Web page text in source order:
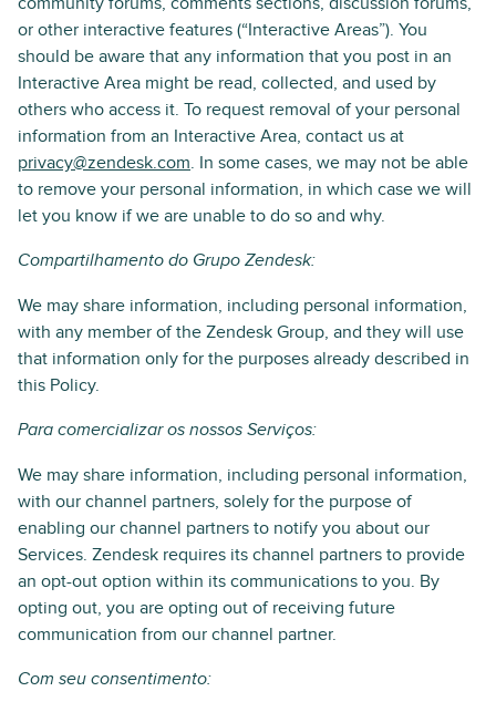
or other interactive features (“Interactive Areas”). You
should be aware that any information that you post in an
Interactive Area might be read, collected, and used by
others who access it. To request removal of your personal
information from an Interactive Area, contact us at
privacy@zendesk.com. In some cases, we may not be able
to remove your personal information, in which case we will
let you know if we are unable to do so and why.
Compartilhamento do Grupo Zendesk:
We may share information, including personal information,
with any member of the Zendesk Group, and they will use
that information only for the purposes already described in
this Policy.
Para comercializar os nossos Serviços:
We may share information, including personal information,
with our channel partners, solely for the purpose of
enabling our channel partners to notify you about our
Services. Zendesk requires its channel partners to provide
an opt-out option within its communications to you. By
opting out, you are opting out of receiving future
communication from our channel partner.
Com seu consentimento: